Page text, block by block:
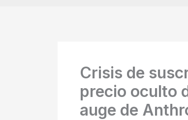
Crisis de
precio oculto
auge de